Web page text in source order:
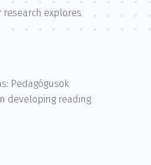
research explores
Pedagógusok
developing reading